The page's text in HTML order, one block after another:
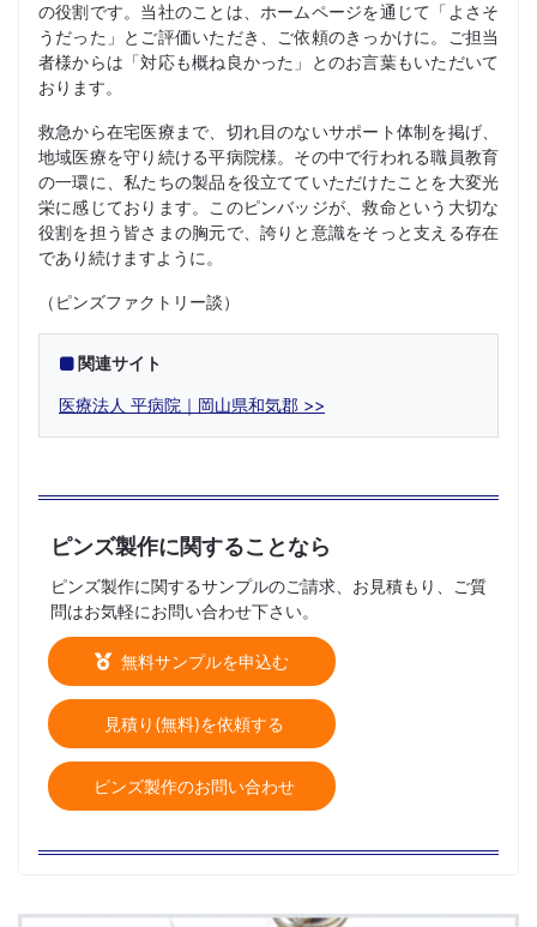
の役割です。当社のことは、ホームページを通じて「よさそ
うだった」とご評価いただき、ご依頼のきっかけに。ご担当
者様からは「対応も概ね良かった」とのお言葉もいただいて
おります。
救急から在宅医療まで、切れ目のないサポート体制を掲げ、
地域医療を守り続ける平病院様。その中で行われる職員教育
の一環に、私たちの製品を役立てていただけたことを大変光
栄に感じております。このピンバッジが、救命という大切な
役割を担う皆さまの胸元で、誇りと意識をそっと支える存在
であり続けますように。
（ピンズファクトリー談）
関連サイト
医療法人 平病院｜岡山県和気郡
ピンズ製作に関することなら
ピンズ製作に関するサンプルのご請求、お見積もり、ご質
問はお気軽にお問い合わせ下さい。
無料サンプルを申込む
見積り(無料)を依頼する
ピンズ製作のお問い合わせ